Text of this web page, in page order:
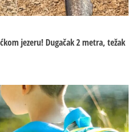
jezeru! Dugačak 2 metra, težak